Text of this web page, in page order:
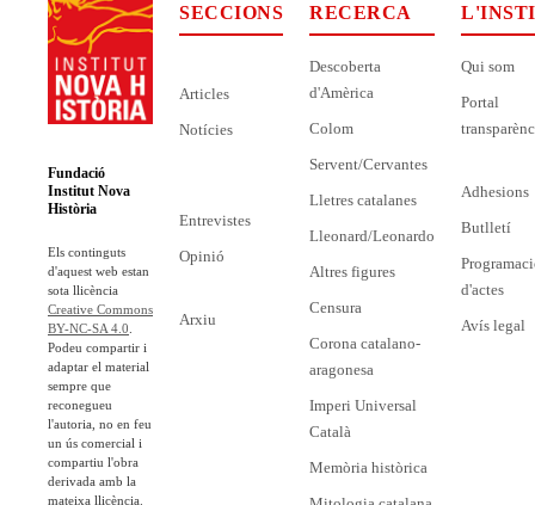
Fundació
Institut Nova
Història
Els continguts
d'aquest web estan
sota llicència
Creative Commons
BY-NC-SA 4.0
Podeu compartir i
adaptar el material
sempre que
reconegueu
l'autoria, no en feu
un ús comercial i
compartiu l'obra
derivada amb la
mateixa llicència.
SECCIONS
Articles
Notícies
Entrevistes
Opinió
Arxiu
RECERCA
Descoberta
d'Amèrica
Colom
Servent/Cervantes
Lletres catalanes
Lleonard/Leonardo
Altres figures
Censura
Corona catalano-
aragonesa
Imperi Universal
Català
Memòria històrica
Qui som
Portal
Adhesions
Butlletí
d'actes
Avís legal